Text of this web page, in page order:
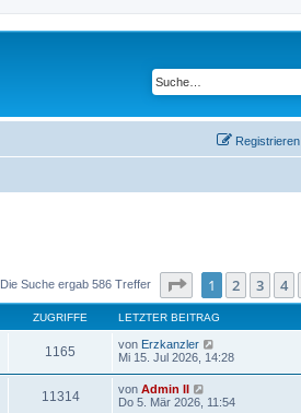
Registrieren
Die Suche ergab 586 Treffer Seite von12
1 2 3 4
ZUGRIFFE LETZTER BEITRAG
1165 von Erzkanzler
Mi 15. Jul 2026, 14:28
11314 von Admin II
Do 5. Mär 2026, 11:54